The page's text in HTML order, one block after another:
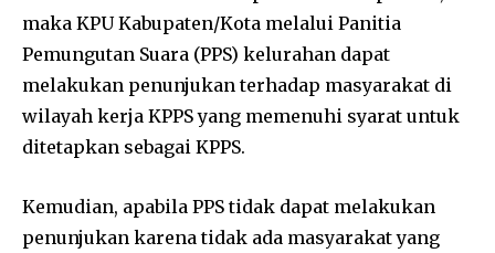
maka KPU Kabupaten/Kota melalui Panitia
Pemungutan Suara (PPS) kelurahan dapat
melakukan penunjukan terhadap masyarakat di
wilayah kerja KPPS yang memenuhi syarat untuk
ditetapkan sebagai KPPS.
Kemudian, apabila PPS tidak dapat melakukan
penunjukan karena tidak ada masyarakat yang